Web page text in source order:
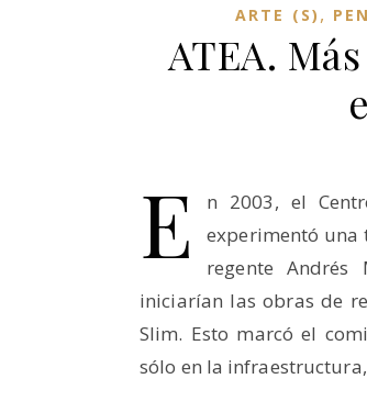
ARTE (S) ,
ATEA.
E
n 2003, el
experimentó una
regente Andrés
iniciarían las obras de
Slim. Esto marcó el
sólo en la